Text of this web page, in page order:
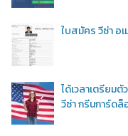
ใบสมัคร วีซ่า อ
ได้เวลาเตรียม
วีซ่า กรีนการ์ด